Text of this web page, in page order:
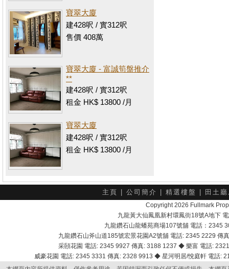
寶翠大廈
建428呎 / 實312呎
售價 408萬
寶翠大廈 - 富誠筍盤推介
**
建428呎 / 實312呎
租金 HK$ 13800 /月
寶翠大廈
建428呎 / 實312呎
租金 HK$ 13800 /月
主頁 公司簡介 精選樓盤 田土
Copyright 2026 Fullmark
九龍黃大仙鳳凰新村環鳳街18號A地下
九龍鑽石山龍蟠苑商場107號舖 電話：2345
九龍鑽石山斧山道185號宏景花園A2號舖 電話: 2345 2229
采頣花園 電話: 2345 9927 傳真: 3188 1237 ◆ 樂富 電話:
威豪花園 電話: 2345 3331 傳真: 2328 9913 ◆ 星河明居/悅庭軒 電話